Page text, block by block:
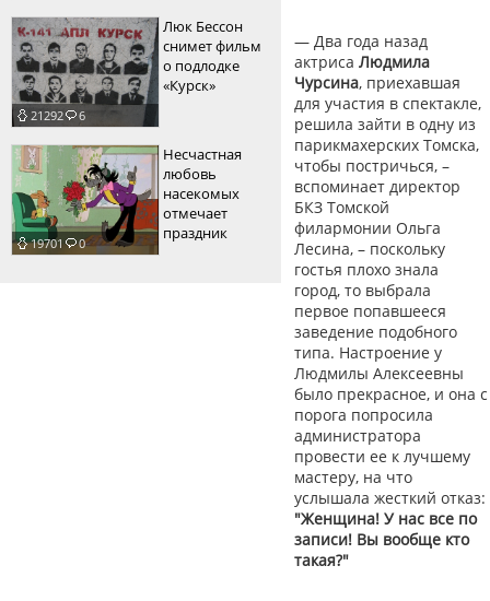
21292 6
Люк Бессон
снимет фильм
о подлодке
«Курск»
19701 0
Несчастная
любовь
насекомых
отмечает
праздник
— Два года назад
актриса Людмила
Чурсина, приехавшая
для участия в спектакле,
решила зайти в одну из
парикмахерских Томска,
чтобы постричься, –
вспоминает директор
БКЗ Томской
филармонии Ольга
Лесина, – поскольку
гостья плохо знала
город, то выбрала
первое попавшееся
заведение подобного
типа. Настроение у
Людмилы Алексеевны
было прекрасное, и она с
порога попросила
администратора
провести ее к лучшему
мастеру, на что
услышала жесткий отказ:
"Женщина! У нас все по
записи! Вы вообще кто
такая?"